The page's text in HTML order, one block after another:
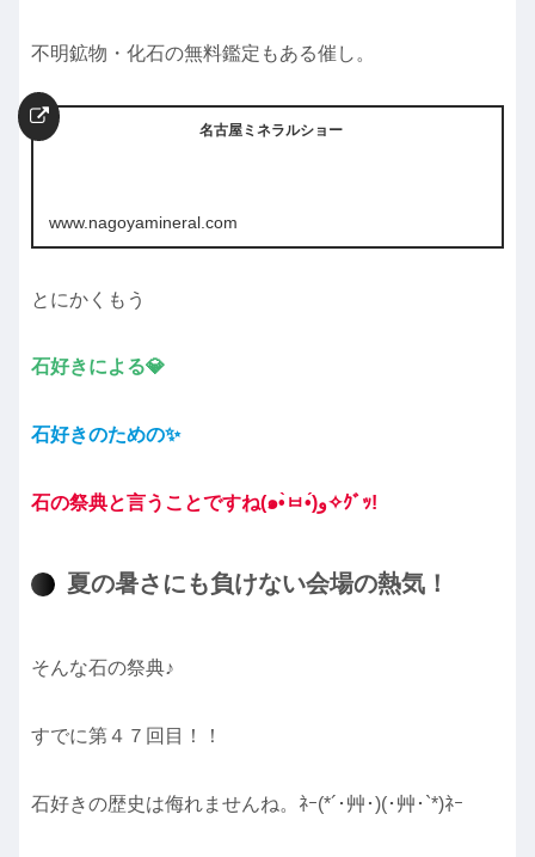
不明鉱物・化石の無料鑑定もある催し。
名古屋ミネラルショー
www.nagoyamineral.com
とにかくもう
石好きによる💎
石好きのための✨
石の祭典と言うことですね(๑•̀ㅂ•́)و✧ｸﾞｯ!
夏の暑さにも負けない会場の熱気！
そんな石の祭典♪
すでに第４７回目！！
石好きの歴史は侮れませんね。ﾈｰ(*´･艸･)(･艸･`*)ﾈｰ